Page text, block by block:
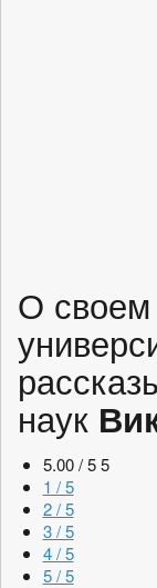
О своем
наук
5.00 / 5 5
1 / 5
2 / 5
3 / 5
4 / 5
5 / 5